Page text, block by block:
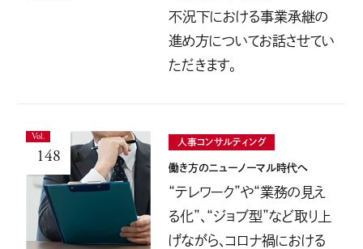
不況下における事業承継の
進め方についてお話させてい
ただきます。
148
人事コンサルティング
働き方のニューノーマル時代へ
“テレワーク”や“業務の見え
る化”、“ジョブ型”など取り上
げながら、コロナ禍における